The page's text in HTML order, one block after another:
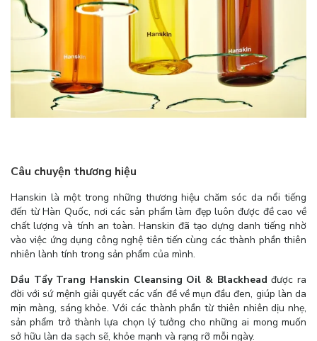
Câu chuyện thương hiệu
Hanskin là một trong những thương hiệu chăm sóc da nổi tiếng
đến từ Hàn Quốc, nơi các sản phẩm làm đẹp luôn được đề cao về
chất lượng và tính an toàn. Hanskin đã tạo dựng danh tiếng nhờ
vào việc ứng dụng công nghệ tiên tiến cùng các thành phần thiên
nhiên lành tính trong sản phẩm của mình.
Dầu Tẩy Trang Hanskin Cleansing Oil & Blackheadđược ra
đời với sứ mệnh giải quyết các vấn đề về mụn đầu đen, giúp làn da
mịn màng, sáng khỏe. Với các thành phần từ thiên nhiên dịu nhẹ,
sản phẩm trở thành lựa chọn lý tưởng cho những ai mong muốn
sở hữu làn da sạch sẽ, khỏe mạnh và rạng rỡ mỗi ngày.